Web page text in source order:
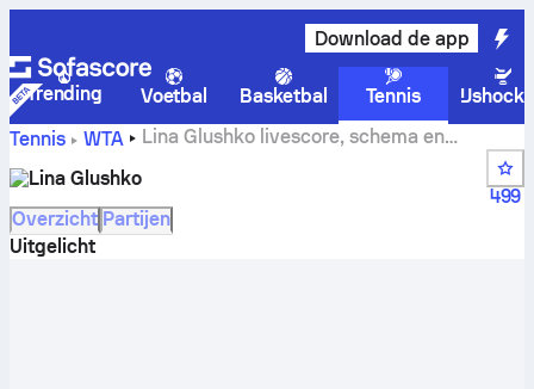
Download de app
Trending Voetbal Basketbal Tennis
Tennis
WTA
Lina Glushko livescore, schema en
Lina Glushko
499
Overzicht Partijen
Uitgelicht